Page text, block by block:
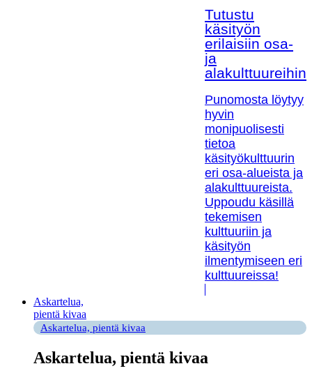
Tutustu
käsityön
erilaisiin osa-
ja
alakulttuureihin!
Punomosta löytyy
hyvin
monipuolisesti
tietoa
käsityökulttuurin
eri osa-alueista ja
alakulttuureista.
Uppoudu käsillä
tekemisen
kulttuuriin ja
käsityön
ilmentymiseen eri
kulttuureissa!
Askartelua,
pientä kivaa
Askartelua, pientä kivaa
Askartelua, pientä kivaa